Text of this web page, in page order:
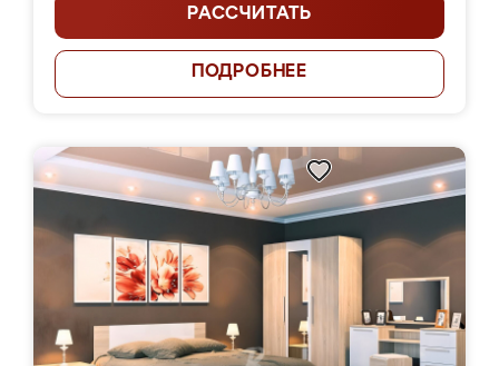
РАССЧИТАТЬ
ПОДРОБНЕЕ